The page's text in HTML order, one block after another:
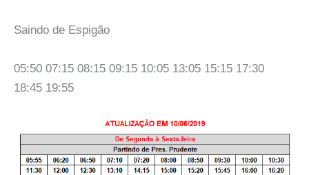
Saindo de Espigão
05:50 07:15 08:15 09:15 10:05 13:05 15:15 17:30
18:45 19:55